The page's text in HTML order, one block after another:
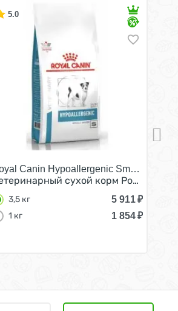
и непереносимостью 14 кг
для собак Мелких
5.0
Canin Hypoallergenic Small Dog
сухой корм Роял
3,5 кг 5 911₽
1 кг
1 854₽